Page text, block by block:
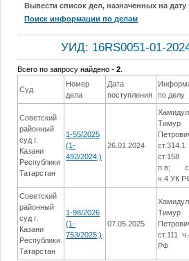
Вывести список дел, назначенных на дату
Поиск информации по делам
УИД: 16RS0051-01-
Всего по запросу найдено -2
Суд
Номер
дела
Дата
поступления
по делу
Советский
районный
суд г.
Казани
Республики
Татарстан
1-55/2025
(1-
492/2024;)
26.01.2024
Тимур
п.в;
ч.4 УК
Советский
районный
суд г.
Казани
Республики
Татарстан
1-98/2026
(1-
753/2025;)
07.05.2025
Тимур
ст.111
РФ